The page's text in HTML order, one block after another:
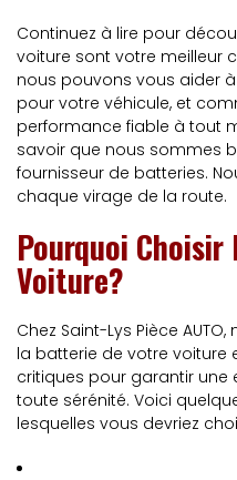
Continuez à lire pour
voiture sont votre meilleur
nous pouvons vous aider
pour votre véhicule, et
performance fiable à tout
savoir que nous sommes
fournisseur de batteries.
chaque virage de la route.
Pourquoi
Voiture?
Chez Saint-Lys Pièce
la batterie de votre voiture
critiques pour garantir une
toute sérénité. Voici
lesquelles vous devriez